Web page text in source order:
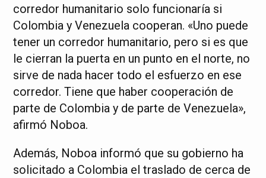
corredor humanitario solo funcionaría si
Colombia y Venezuela cooperan. «Uno puede
tener un corredor humanitario, pero si es que
le cierran la puerta en un punto en el norte, no
sirve de nada hacer todo el esfuerzo en ese
corredor. Tiene que haber cooperación de
parte de Colombia y de parte de Venezuela»,
afirmó Noboa.
Además, Noboa informó que su gobierno ha
solicitado a Colombia el traslado de cerca de